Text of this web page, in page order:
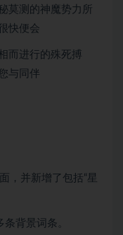
莫测的神魔势力所
快便会
而进行的殊死搏
与同伴
，并新增了包括“星
背景词条。